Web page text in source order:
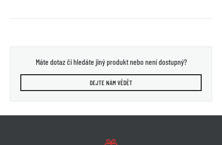
Máte dotaz či hledáte jiný produkt nebo není dostupný?
DEJTE NÁM VĚDĚT